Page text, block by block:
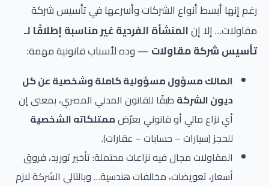
رغم إنها أبسط أنواع الشركات وأسرعها في تأسيس شركة
مقاولات… إلا إنالمنشأة الفردية غير مناسبة إطلاقًا لـ
تأسيس شركة مقاولات— وده لأسباب قانونية مهمة:
المالك مسؤول مسؤولية كاملة وشخصية عن كل
ديون الشركة طبقًا للقانون المدني المصري، بمعنى إن
أي نزاع مالي أو قانوني يعرّضممتلكاته الشخصية
للحجز (سيارات – حسابات – عقارات).
المقاولات مجال فيه نزاعات محتملة: تأخير توريد، فروق
أسعار، تعويضات، مخالفات هندسية… وبالتالي الشركة لازم